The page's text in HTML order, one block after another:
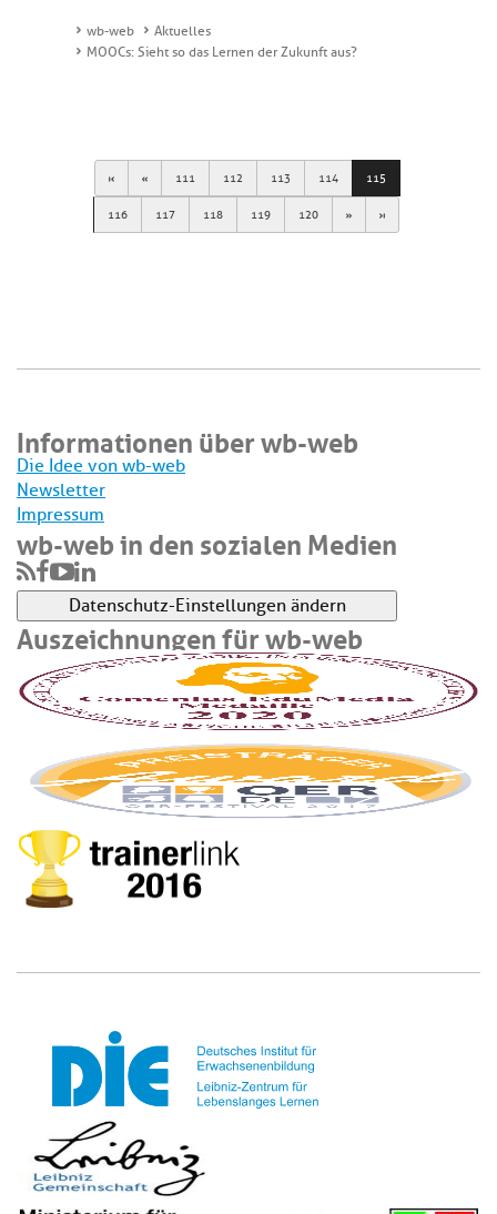
wb-web
Aktuelles
MOOCs: Sieht so das Lernen der Zukunft aus?
First Previous
111 112 113 114 115
116 117 118 119 120 Next Last
Informationen über wb-web
Die Idee von wb-web
Newsletter
Impressum
wb-web in den sozialen Medien
Datenschutz-Einstellungen ändern
Auszeichnungen für wb-web